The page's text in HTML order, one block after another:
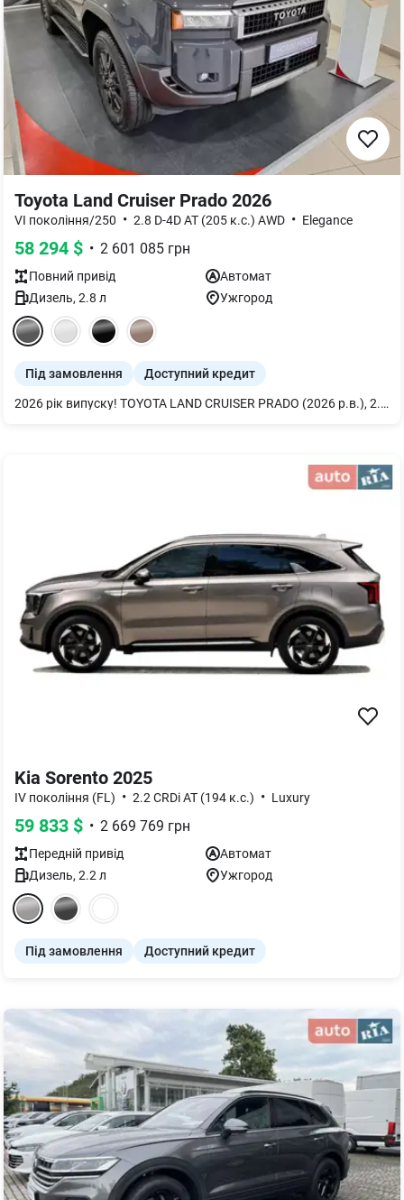
Toyota Land Cruiser Prado 2026
VI покоління/250 • 2.8 D-4D AT (205 к.с.) AWD • Elegance
58 294 $ • 2 601 085 грн
Повний привід
Автомат
Дизель, 2.8 л Ужгород
Під замовлення Доступний кредит
2026 рік випуску! TOYOTA LAND CRUISER PRADO (2026 р.в.), 2.8 D-4D, 8 A/T, комплектація ELEGANCE, (205 к.с.) На фото встановлено додаткове обладнання (оплачується окремо) За більш детальною інформацією прохання звертатись до відділу продажу за вказаним телефоном.
Kia Sorento 2025
IV покоління (FL) • 2.2 CRDi AT (194 к.с.) • Luxury
59 833 $ • 2 669 769 грн
Передній привід
Автомат
Дизель, 2.2 л Ужгород
Під замовлення Доступний кредит